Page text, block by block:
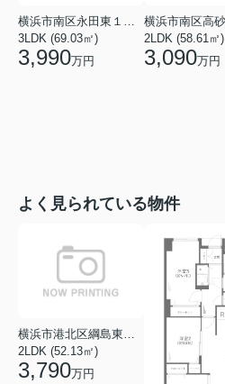
3LDK (69.03㎡)
3,990万円
2LDK (58.61㎡)
3,090万円
よく見られている物件
横浜市港北区綱島東５丁目
2LDK (52.13㎡)
3,790万円